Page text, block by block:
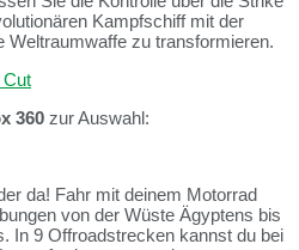
Kampfschiff mit der
Weltraumwaffe zu transformieren.
360 zur Auswahl:
da! Fahr mit deinem Motorrad
von der Wüste Ägyptens bis
In 9 Offroadstrecken kannst du bei